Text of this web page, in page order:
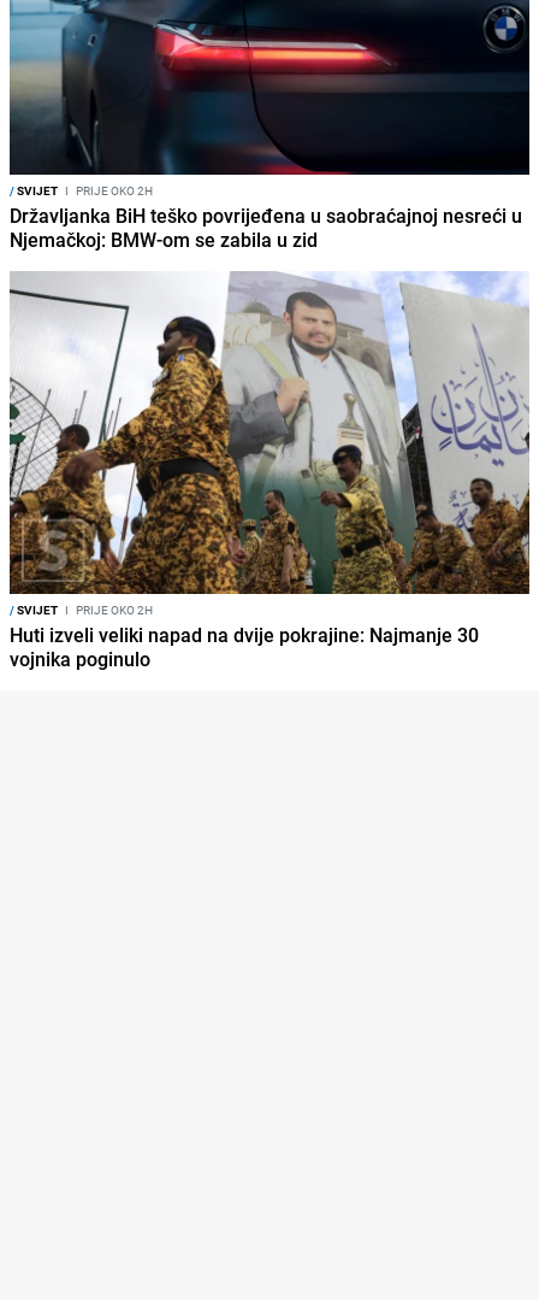
/SVIJET I PRIJE OKO 2H
Državljanka BiH teško povrijeđena u saobraćajnoj nesreći u
Njemačkoj: BMW-om se zabila u zid
/SVIJET I PRIJE OKO 2H
Huti izveli veliki napad na dvije pokrajine: Najmanje 30
vojnika poginulo